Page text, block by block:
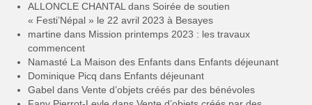
ALLONCLE CHANTAL dans Soirée de soutien
« Festi’Népal » le 22 avril 2023 à Besayes
martine dans Mission printemps 2023 : les travaux
commencent
Namasté La Maison des Enfants dans Enfants déjeunant
Dominique Picq dans Enfants déjeunant
Gabel dans Vente d’objets créés par des bénévoles